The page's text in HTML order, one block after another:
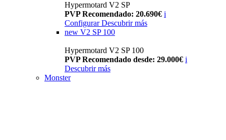
Hypermotard V2 SP
PVP Recomendado: 20.690€ i
Configurar Descubrir más
new V2 SP 100
Hypermotard V2 SP 100
PVP Recomendado desde: 29.000€ i
Descubrir más
Monster